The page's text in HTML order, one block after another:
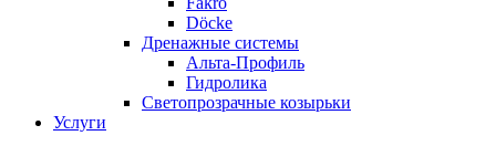
Döcke
Дренажные системы
Альта-Профиль
Гидролика
Светопрозрачные козырьки
Услуги